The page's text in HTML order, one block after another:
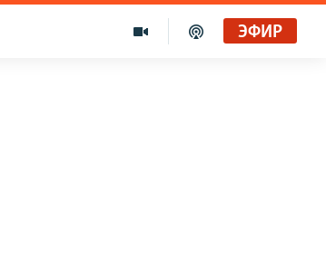
ЭФИР